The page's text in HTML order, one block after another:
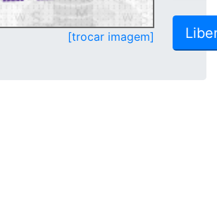
[trocar imagem]